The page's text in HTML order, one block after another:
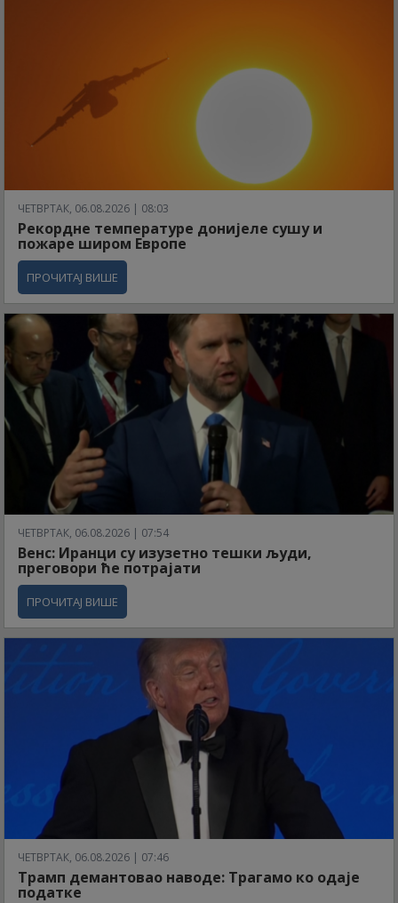
ЧЕТВРТАК, 06.08.2026 | 08:03
Рекордне температуре донијеле сушу и
пожаре широм Европе
ПРОЧИТАЈ ВИШЕ
ЧЕТВРТАК, 06.08.2026 | 07:54
Венс: Иранци су изузетно тешки људи,
преговори ће потрајати
ПРОЧИТАЈ ВИШЕ
ЧЕТВРТАК, 06.08.2026 | 07:46
Трамп демантовао наводе: Трагамо ко одаје
податке